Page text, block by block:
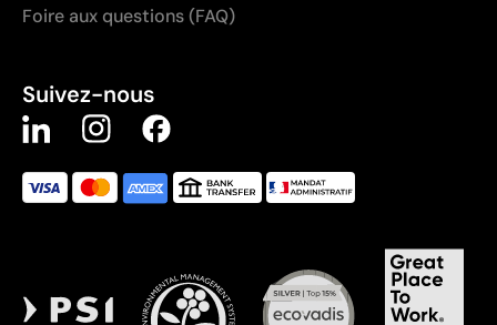
Foire aux questions (FAQ)
Suivez-nous